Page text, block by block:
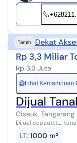
+628211...
Tanah Dekat
Rp 3,3 Miliar
Rp 3,3 Juta
Rp Lihat Kemampuan
Dijual
Cisauk, Tangerang
Dijual cepaattt….
fengshui luas tanah 1...
LT: 1000 m²